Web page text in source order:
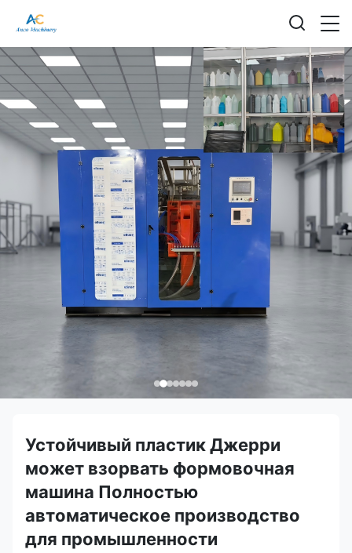
Устойчивый пластик Джерри
может взорвать формовочная
машина Полностью
автоматическое производство
для промышленности